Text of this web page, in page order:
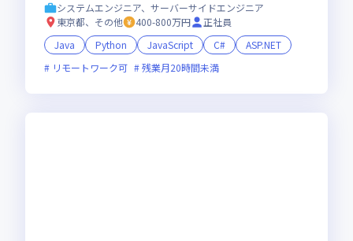
システムエンジニア、サーバーサイドエンジニア
東京都、その他
400-800万円
正社員
Java
Python JavaScript C#
ASP.NET
リモートワーク可
残業月20時間未満